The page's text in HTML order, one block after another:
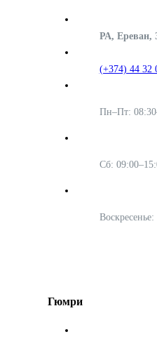
РА, Ереван,
(+374) 44 32
Пн–Пт:
Сб:
Гюмри